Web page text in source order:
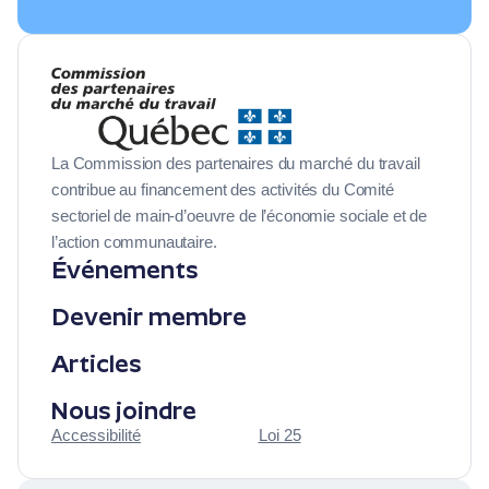
Nous joindre
La Commission des partenaires du marché du travail
contribue au financement des activités du Comité
sectoriel de main-d’oeuvre de l’économie sociale et de
l’action communautaire.
Événements
Devenir membre
Articles
Nous joindre
Accessibilité Loi 25